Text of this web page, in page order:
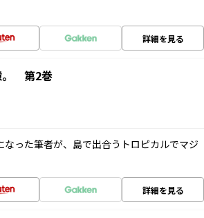
詳細を見る
。 第2巻
った筆者が、島で出合うトロピカルでマジ
詳細を見る